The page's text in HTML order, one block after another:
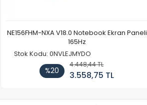
NE156FHM-NXA V18.0 Notebook Ekran Paneli
165Hz
Stok Kodu: 0NVLEJMYDO
%20
4.448,44 TL
3.558,75 TL